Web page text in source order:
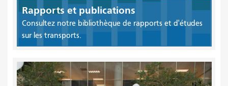
Rapports et publications
Consultez notre bibliothèque de rapports et d'études
sur les transports.